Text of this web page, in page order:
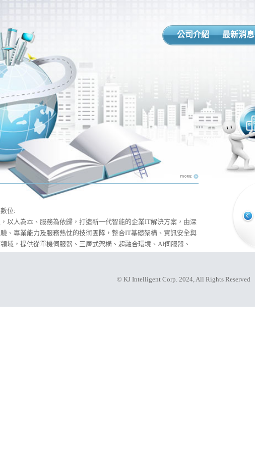
公司介紹 最新消息
位:
以人為本、服務為依歸，打造新一代智能的企業IT解決方案，由深
、專業能力及服務熱忱的技術團隊，整合IT基礎架構、資訊安全與
域，提供從單機伺服器、三層式架構、超融合環境、AI伺服器、
© KJ Intelligent Corp. 2024, All Rights Reserved